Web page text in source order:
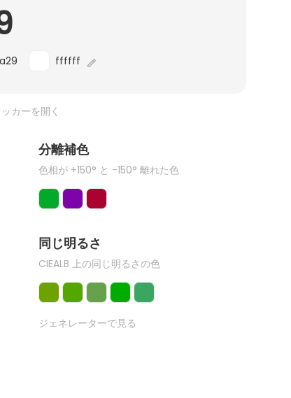
ffffff
カーを開く
分離補色
色相が +150° と -150° 離れた色
同じ明るさ
CIEALB 上の同じ明るさの色
ジェネレーターで見る